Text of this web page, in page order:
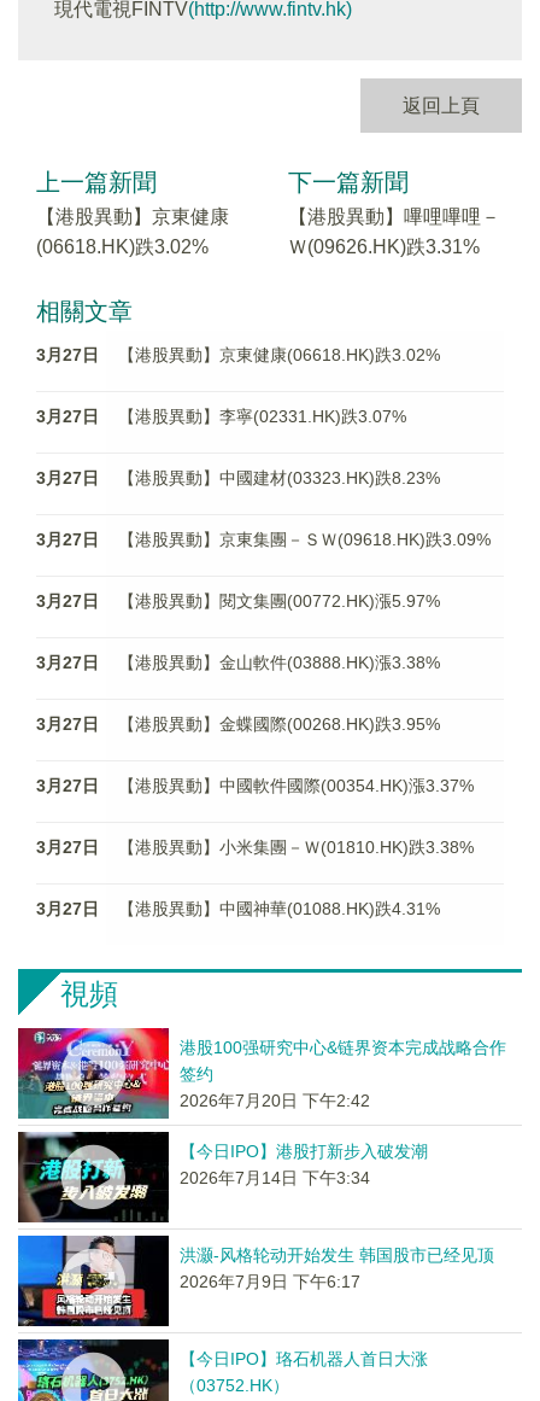
現代電視FINTV(http://www.fintv.hk)
返回上頁
上一篇新聞
【港股異動】京東健康
(06618.HK)跌3.02%
下一篇新聞
【港股異動】嗶哩嗶哩－
Ｗ(09626.HK)跌3.31%
相關文章
3月27日 【港股異動】京東健康(06618.HK)跌3.02%
3月27日 【港股異動】李寧(02331.HK)跌3.07%
3月27日 【港股異動】中國建材(03323.HK)跌8.23%
3月27日 【港股異動】京東集團－ＳＷ(09618.HK)跌3.09%
3月27日 【港股異動】閱文集團(00772.HK)漲5.97%
3月27日 【港股異動】金山軟件(03888.HK)漲3.38%
3月27日 【港股異動】金蝶國際(00268.HK)跌3.95%
3月27日 【港股異動】中國軟件國際(00354.HK)漲3.37%
3月27日 【港股異動】小米集團－Ｗ(01810.HK)跌3.38%
3月27日 【港股異動】中國神華(01088.HK)跌4.31%
視頻
港股100强研究中心&链界资本完成战略合作
签约
2026年7月20日 下午2:42
【今日IPO】港股打新步入破发潮
2026年7月14日 下午3:34
洪灏-风格轮动开始发生 韩国股市已经见顶
2026年7月9日 下午6:17
【今日IPO】珞石机器人首日大涨
（03752.HK）